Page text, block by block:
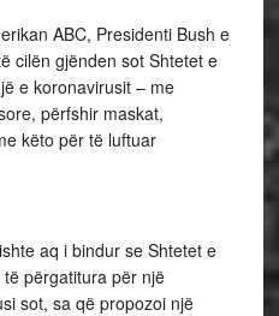
ABC, Presidenti Bush e
cilën gjënden sot Shtetet e
e koronavirusit – me
përfshir maskat,
këto për të luftuar
aq i bindur se Shtetet e
përgatitura për një
sot, sa që propozoi një